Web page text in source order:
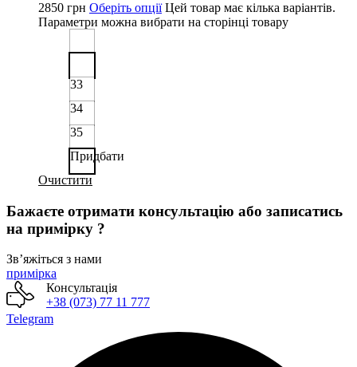
2850 грн Оберіть опції Цей товар має кілька варіантів.
Параметри можна вибрати на сторінці товару
33
34
35
Придбати
Очистити
Бажаєте отримати консультацію або записатись
на примірку ?
Звʼяжіться з нами
примірка
Консультація
+38 (073) 77 11 777
Telegram